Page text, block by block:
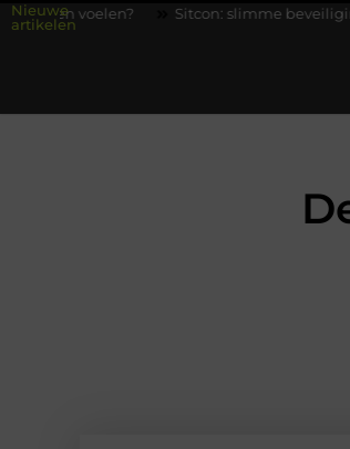
Nieuwe
artikelen
Sitcon: slimme beveiligingsoplossingen